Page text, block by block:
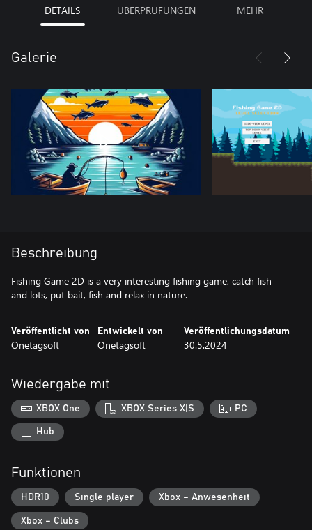
DETAILS ÜBERPRÜFUNGEN MEHR
Galerie
Beschreibung
Fishing Game 2D is a very interesting fishing game, catch fish
and lots, put bait, fish and relax in nature.
Veröffentlicht von
Onetagsoft
Entwickelt von
Onetagsoft
Veröffentlichungsdatum
30.5.2024
Wiedergabe mit
XBOX One XBOX Series X|S PC
Hub
Funktionen
HDR10 Single player Xbox – Anwesenheit
Xbox – Clubs